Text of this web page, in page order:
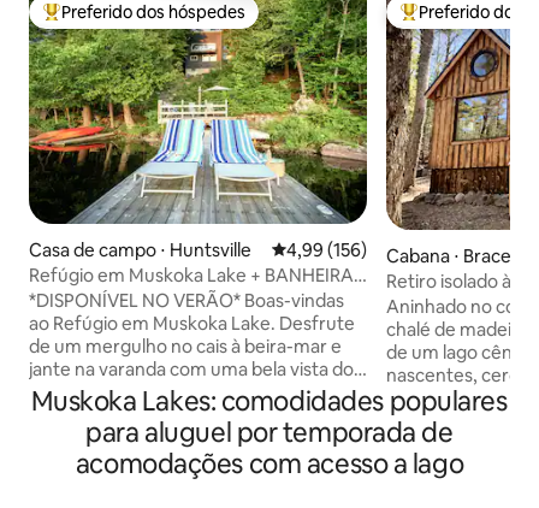
Entre os melhores preferidos dos hóspedes
Preferido dos hóspedes
Casa de campo ⋅ Huntsville 4,99 de uma avaliação média de
4,99 (156)
Refúgio em Muskoka Lake + BANHEIRA
DE HIDROMASSAGEM/À beira
d'água/Fogueiras
*DISPONÍVEL NO VERÃO* Boas-vindas
ao Refúgio em Muskoka Lake. Desfrute
de um mergulho no cais à beira-mar e
jante na varanda com uma bela vista do
lago. Em seguida, mergulhe na banheira
de hidromassagem coberta pelo gazebo
(faça chuva ou faça sol), coma
marshmallows na fogueira e divirta-se
com jogos de tabuleiro clássicos. Um
Entre os
Preferido dos
Cabana ⋅
Retiro isolado à
Hideaway
Aninhado no
chalé de madeira
de um lago
nascentes,
floresta privada.
Bracebridge,
lago e da beleza
perto das
Muskoka Lakes: comodidades populares
para aluguel por temporada de
acomodações com acesso a lago